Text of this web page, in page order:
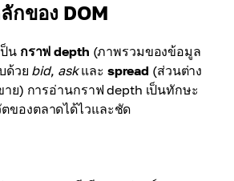
กของ DOM
น กราฟ depth (ภาพรวมของข้อมูล
ด้วย bid, askและ spread (ส่วนต่าง
าย) การอ่านกราฟ depth เป็นทักษะ
ของตลาดได้ไวและชัด